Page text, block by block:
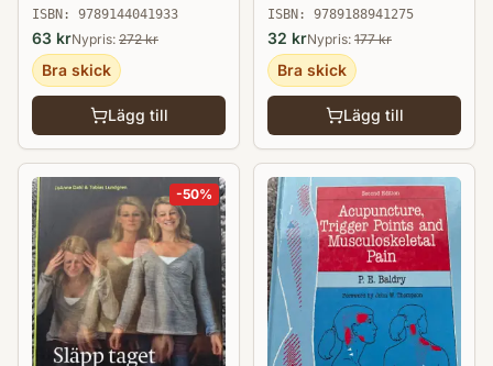
ISBN: 9789144041933
63 krNypris: 272kr
Bra skick
Lägg till
ISBN: 9789188941275
32 krNypris: 177kr
Bra skick
Lägg till
-50%